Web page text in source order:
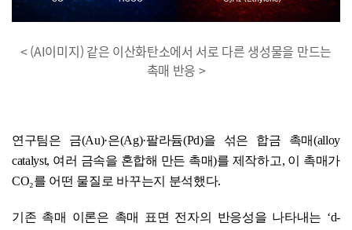
< (AI이미지) 같은 이산화탄소에서 서로 다른 생성물을 만드는
촉매 반응 >
연구팀은 금(Au)·은(Ag)·팔라듐(Pd)을 섞은 합금 촉매(alloy
catalyst, 여러 금속을 혼합해 만든 촉매)를 제작하고, 이 촉매가
CO₂를 어떤 물질로 바꾸는지 분석했다.
기존 촉매 이론은 촉매 표면 전자의 반응성을 나타내는 ‘d-